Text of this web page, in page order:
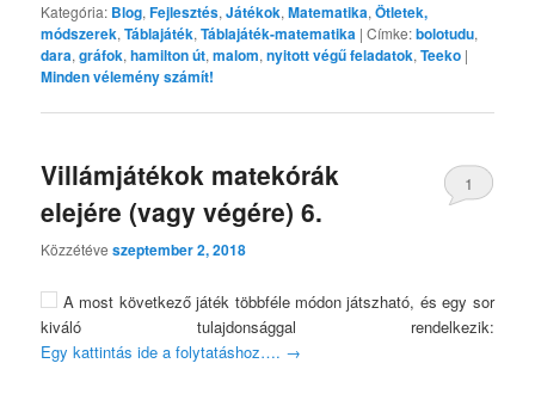
Kategória: Blog,Fejlesztés,Játékok,Matematika,Ötletek,
módszerek,Táblajáték,Táblajáték-matematika |Címke:bolotudu,
dara,gráfok,hamilton út,malom,nyitott végű feladatok,Teeko |
Minden vélemény számít!
Villámjátékok matekórák
elejére (vagy végére) 6.
Közzétéveszeptember 2, 2018
1
A most következő játék többféle módon játszható, és egy sor
kiváló tulajdonsággal rendelkezik:
Egy kattintás ide a folytatáshoz…. →